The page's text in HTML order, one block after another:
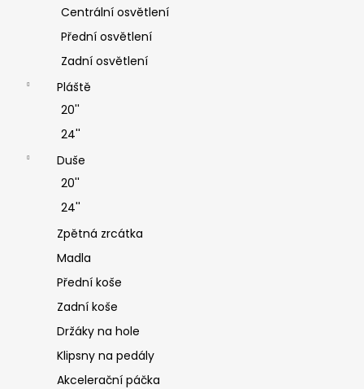
Centrální osvětlení
Přední osvětlení
Zadní osvětlení
Pláště
20''
24''
Duše
20''
24''
Zpětná zrcátka
Madla
Přední koše
Zadní koše
Držáky na hole
Klipsny na pedály
Akcelerační páčka